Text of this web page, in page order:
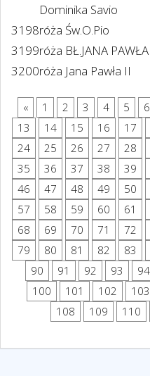
Dominika Savio
3198róża Św.O.Pio
3199róża BŁ.JANA
3200róża Jana Pawła II
« 1 2 3 4 5 6
13
14 15 16 17
24
25 26 27 28
35
36 37 38 39
46
47 48 49 50
57
58 59 60 61
68
69 70 71 72
79
80 81 82 83
90
91 92 93 94
100
101 102 103
108
109 110